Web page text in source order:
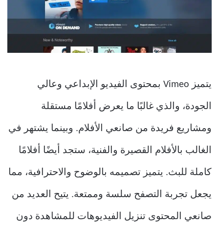
يتميز Vimeo بمحتوى الفيديو الإبداعي وعالي
الجودة، والذي غالبًا ما يعرض أفلامًا مستقلة
ومشاريع فريدة من صانعي الأفلام. وبينما يشتهر في
الغالب بالأفلام القصيرة والفنية، ستجد أيضًا أفلامًا
كاملة للبث. يتميز تصميمه بالوضوح والاحترافية، مما
يجعل تجربة التصفح سلسة وممتعة. يتيح العديد من
صانعي المحتوى تنزيل الفيديوهات للمشاهدة دون